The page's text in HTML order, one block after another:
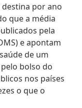
por ano
que a média
pela
e apontam
de um
bolso do
nos países
o que o